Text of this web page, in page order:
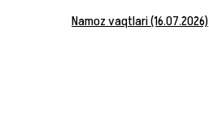
Namoz vaqtlari (16.07.2026)